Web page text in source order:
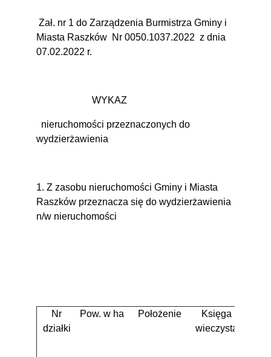
Zał. nr 1 do Zarządzenia Burmistrza Gminy i
Miasta Raszków Nr 0050.1037.2022 z dnia
07.02.2022 r.
WYKAZ
nieruchomości przeznaczonych do
wydzierżawienia
1. Z zasobu nieruchomości Gminy i Miasta
Raszków przeznacza się do wydzierżawienia
n/w nieruchomości
Nr
działki
Pow. w ha Położenie
Księga
wieczysta